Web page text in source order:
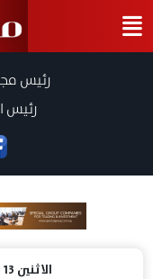
رئيس
رئيس
الاثنين 13 مارس 2023 | 02:34 م